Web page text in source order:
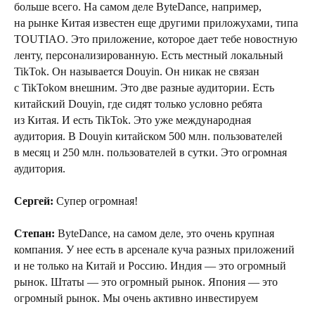
больше всего. На самом деле ByteDance, например,
на рынке Китая известен еще другими приложухами, типа
TOUTIAO. Это приложение, которое дает тебе новостную
ленту, персонализированную. Есть местный локальный
TikTok. Он называется Douyin. Он никак не связан
с TikTokом внешним. Это две разные аудитории. Есть
китайский Douyin, где сидят только условно ребята
из Китая. И есть TikTok. Это уже международная
аудитория. В Douyin китайском 500 млн. пользователей
в месяц и 250 млн. пользователей в сутки. Это огромная
аудитория.
Сергей: Супер огромная!
Степан: ByteDance, на самом деле, это очень крупная
компания. У нее есть в арсенале куча разных приложений
и не только на Китай и Россию. Индия — это огромный
рынок. Штаты — это огромный рынок. Япония — это
огромный рынок. Мы очень активно инвестируем